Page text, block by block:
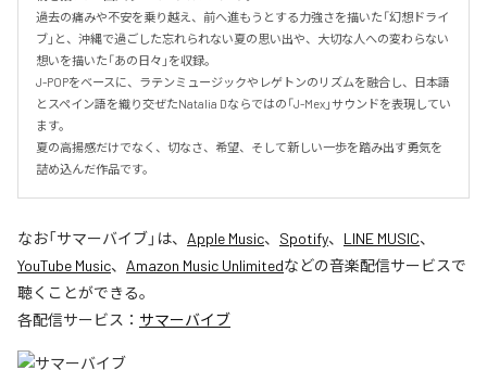
過去の痛みや不安を乗り越え、前へ進もうとする力強さを描いた「幻想ドライ
ブ」と、沖縄で過ごした忘れられない夏の思い出や、大切な人への変わらない
想いを描いた「あの日々」を収録。
J-POPをベースに、ラテンミュージックやレゲトンのリズムを融合し、日本語
とスペイン語を織り交ぜたNatalia Dならではの「J-Mex」サウンドを表現してい
ます。
夏の高揚感だけでなく、切なさ、希望、そして新しい一歩を踏み出す勇気を
詰め込んだ作品です。
なお「サマーバイブ」は、 Apple Music、 Spotify、 LINE MUSIC、
YouTube Music、 Amazon Music Unlimitedなどの音楽配信サービスで
聴くことができる。
各配信サービス： サマーバイブ